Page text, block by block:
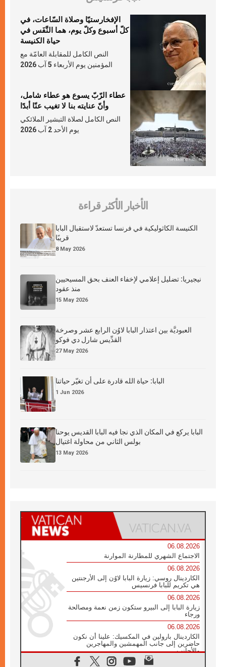
الإفخارستيّا وصلاة السّاعات، في
كلّ أسبوع وكلّ يوم، هما النَّفَس في
حياة الكنيسة
النص الكامل للمقابلة العامّة مع
المؤمنين يوم الأربعاء 5 آب 2026
عطاء الرّبّ يسوع هو عطاء شامل،
وأنّ عنايته بنا لا تغيب عنّا أبدًا
النص الكامل لصلاة التبشير الملائكي
يوم الأحد 2 آب 2026
الأخبار الأكثر قراءة
الكنيسة الكاثوليكية في فرنسا تستعدّ لاستقبال البابا
قريبًا
8 May 2026
نيجيريا: تضليل إعلامي لإخفاء العنف بحق المسيحيين
منذ عقود
15 May 2026
العبوديَّة بين اعتذار البابا لاوُن الرابع عشر وصرخة
القدِّيس شارل دي فوكو
27 May 2026
البابا: حياة الله قادرة على أن تغيّر حياتنا
1 Jun 2026
البابا يركع في المكان الذي نجا فيه البابا القديس يوحنا
بولس الثاني من محاولة اغتيال
13 May 2026
06.08.2026
الاجتماع الشهري للمطارنة الموارنة
06.08.2026
الكاردينال روسي: زيارة البابا لاوُن إلى الأرجنتين
هي تكريم للبابا فرنسيس
06.08.2026
زيارة البابا إلى البيرو ستكون زمن نعمة ومصالحة
ورجاء
06.08.2026
الكاردينال بارولين في المكسيك: علينا أن نكون
حاضرين إلى جانب المهمشين والمهاجرين
والأجانب